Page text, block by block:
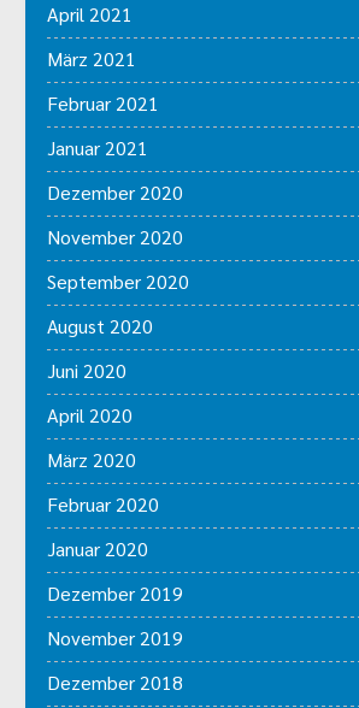
April 2021
März 2021
Februar 2021
Januar 2021
Dezember 2020
November 2020
September 2020
August 2020
Juni 2020
April 2020
März 2020
Februar 2020
Januar 2020
Dezember 2019
November 2019
Dezember 2018